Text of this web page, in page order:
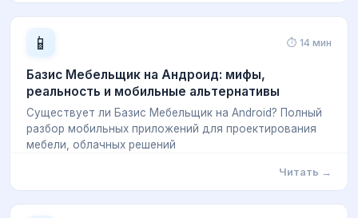
📱 ⏱ 14 мин
Базис Мебельщик на Андроид: мифы,
реальность и мобильные альтернативы
Существует ли Базис Мебельщик на Android? Полный
разбор мобильных приложений для проектирования
мебели, облачных решений
Читать →